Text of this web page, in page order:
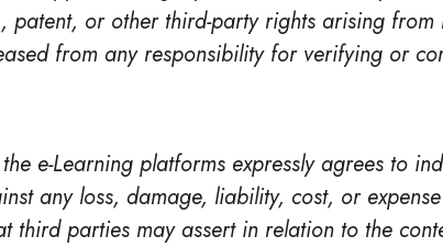
or other third-party rights arising from
from any responsibility for verifying or
e-Learning platforms expressly agrees to
any loss, damage, liability, cost, or
third parties may assert in relation to the